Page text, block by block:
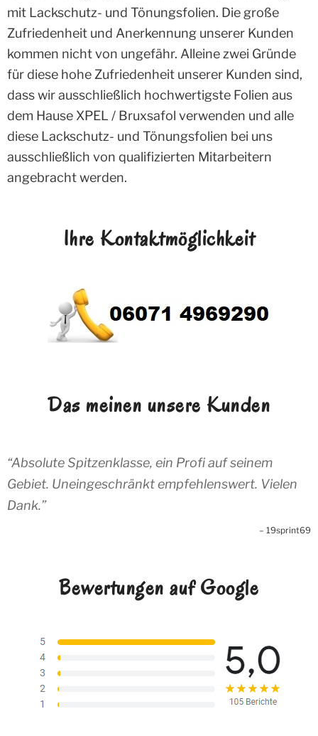
mit Lackschutz- und Tönungsfolien. Die große
Zufriedenheit und Anerkennung unserer Kunden
kommen nicht von ungefähr. Alleine zwei Gründe
für diese hohe Zufriedenheit unserer Kunden sind,
dass wir ausschließlich hochwertigste Folien aus
dem Hause XPEL / Bruxsafol verwenden und alle
diese Lackschutz- und Tönungsfolien bei uns
ausschließlich von qualifizierten Mitarbeitern
angebracht werden.
Ihre Kontaktmöglichkeit
Das meinen unsere Kunden
Absolute Spitzenklasse, ein Profi auf seinem
Gebiet. Uneingeschränkt empfehlenswert. Vielen
Dank.
19sprint69
Bewertungen auf Google